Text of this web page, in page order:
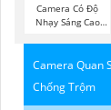
Camera Có Độ
Nhạy Sáng Cao
Camera Quan
Chống Trộm